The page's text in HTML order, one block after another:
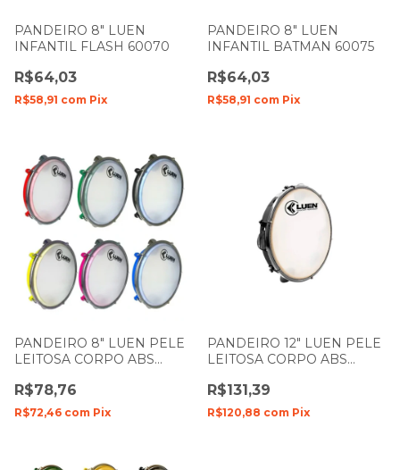
PANDEIRO 8" LUEN
INFANTIL FLASH 60070
R$64,03
R$58,91 com Pix
PANDEIRO 8" LUEN
INFANTIL BATMAN 60075
R$64,03
R$58,91 com Pix
PANDEIRO 8" LUEN PELE
LEITOSA CORPO ABS
R$78,76
R$72,46 com Pix
PANDEIRO 12" LUEN PELE
LEITOSA CORPO ABS
R$131,39
R$120,88 com Pix